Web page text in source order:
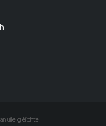
uile glèidhte.